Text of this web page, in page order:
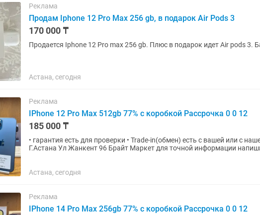
Реклама
Продам Iphone 12 Pro Max 256 gb, в подарок Air Pods 3
170 000 ₸
Продается Iphone 12 Pro max 256 gb. Плюс в подарок идет Air pods 3.
Астана, сегодня
Реклама
IPhone 12 Pro Max 512gb 77% с коробкой Рассрочка 0 0 12
185 000 ₸
• гарантия есть для проверки • Trade-in(обмен) есть с вашей или с нашей доплатой Наш адрес:
Г.Астана Ул Жанкент 96 Брайт Маркет для точной информации напишите на График работы с
Астана, сегодня
Реклама
IPhone 14 Pro Max 256gb 77% с коробкой Рассрочка 0 0 12